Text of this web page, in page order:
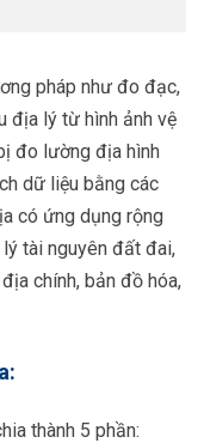
pháp như đo đạc,
địa lý từ hình ảnh vệ
đo lường địa hình
dữ liệu bằng các
có ứng dụng rộng
tài nguyên đất đai,
chính, bản đồ hóa,
thành 5 phần: